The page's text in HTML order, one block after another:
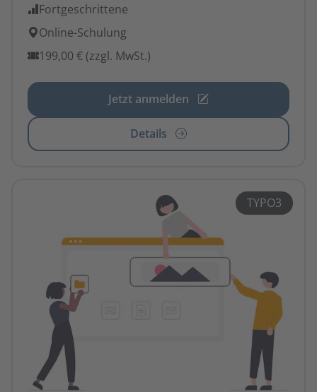
Fortgeschrittene
Online-Schulung
199,00 € (zzgl. MwSt.)
Jetzt anmelden
Details
TYPO3